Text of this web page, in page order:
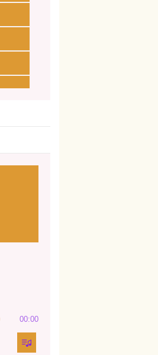
00:00